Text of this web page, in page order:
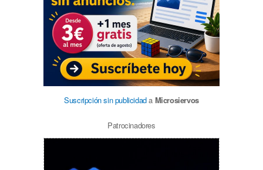
Suscripción sin publicidada Microsiervos
Patrocinadores